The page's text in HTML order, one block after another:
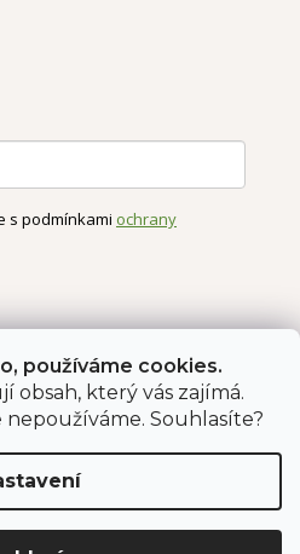
používáme cookies.
obsah, který vás zajímá.
nepoužíváme. Souhlasíte?
s podmínkami ochrany
Obchodní podmínky
ochrany údajů
Premium